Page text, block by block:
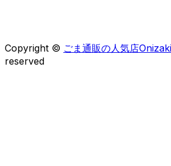
Copyright © ごま通販の人気店
reserved